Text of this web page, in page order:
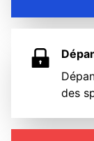
des